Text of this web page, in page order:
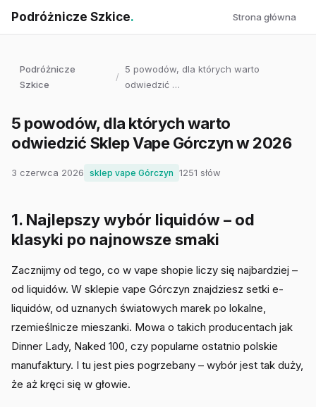
Podróżnicze Szkice. Strona główna
Podróżnicze
Szkice
/
5 powodów, dla których warto
odwiedzić …
5 powodów, dla których warto
odwiedzić Sklep Vape Górczyn w 2026
3 czerwca 2026 sklep vape Górczyn 1251 słów
1. Najlepszy wybór liquidów – od
klasyki po najnowsze smaki
Zacznijmy od tego, co w vape shopie liczy się najbardziej –
od liquidów. W sklepie vape Górczyn znajdziesz setki e-
liquidów, od uznanych światowych marek po lokalne,
rzemieślnicze mieszanki. Mowa o takich producentach jak
Dinner Lady, Naked 100, czy popularne ostatnio polskie
manufaktury. I tu jest pies pogrzebany – wybór jest tak duży,
że aż kręci się w głowie.